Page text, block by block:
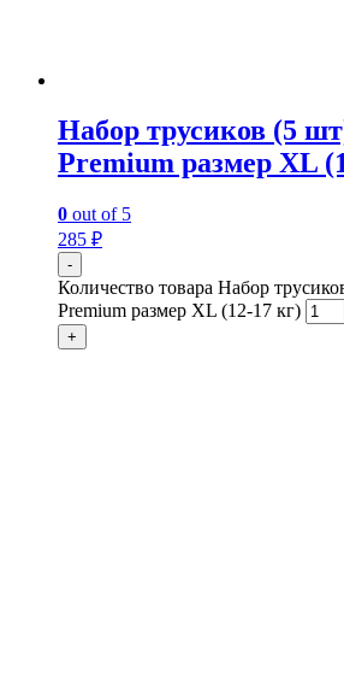
Набор трусиков (5
Premium размер XL
0 out of 5
285 ₽
-
Количество товара Набор
Premium размер XL (12-17 кг)
+